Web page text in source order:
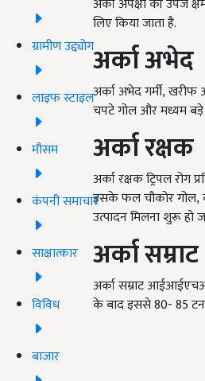
ग्रामीण उद्द्योग
लाइफ स्टाइल
मौसम
कंपनी समाचार
साक्षात्कार
विविध
बाजार
अर्का अपेक्षा की उपज
लिए किया जाता है.
अर्का अभेद
अर्का अभेदगर्मी,खरीफ
चपटे गोल और मध्यम
अर्का रक्षक
अर्का रक्षकट्रिपल रोग
इसके फल चौकोर गोल,
उत्पादन मिलना शुरू हो
अर्का सम्राट
अर्का सम्राट
के बाद इससे 80- 85 टन